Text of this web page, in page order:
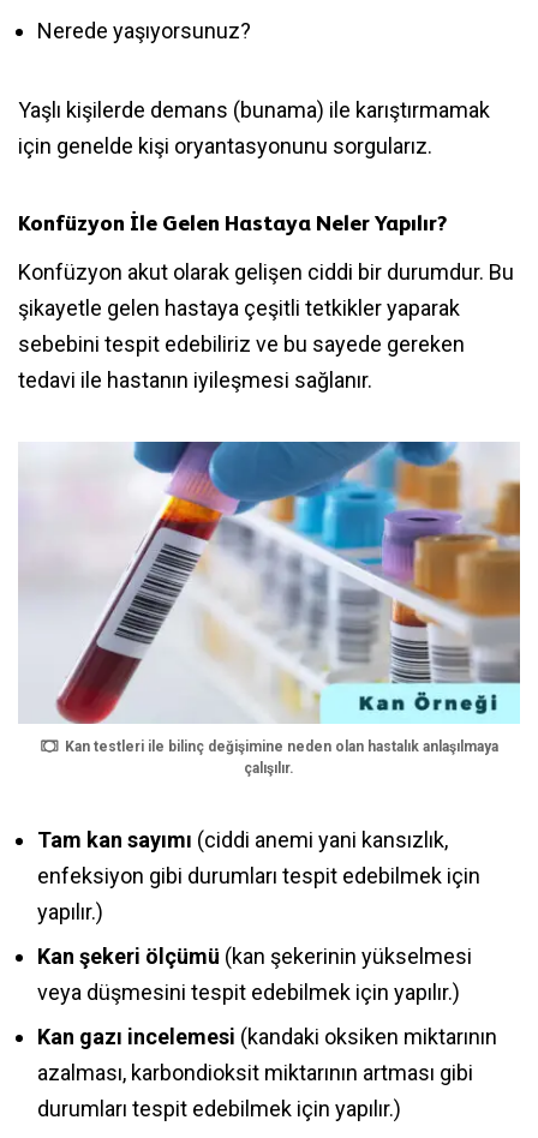
Nerede yaşıyorsunuz?
Yaşlı kişilerde demans (bunama) ile karıştırmamak
için genelde kişi oryantasyonunu sorgularız.
Konfüzyon İle Gelen Hastaya Neler Yapılır?
Konfüzyon akut olarak gelişen ciddi bir durumdur. Bu
şikayetle gelen hastaya çeşitli tetkikler yaparak
sebebini tespit edebiliriz ve bu sayede gereken
tedavi ile hastanın iyileşmesi sağlanır.
Kan testleri ile bilinç değişimine neden olan hastalık anlaşılmaya
çalışılır.
Tam kan sayımı (ciddi anemi yani kansızlık,
enfeksiyon gibi durumları tespit edebilmek için
yapılır.)
Kan şekeri ölçümü (kan şekerinin yükselmesi
veya düşmesini tespit edebilmek için yapılır.)
Kan gazı incelemesi (kandaki oksiken miktarının
azalması, karbondioksit miktarının artması gibi
durumları tespit edebilmek için yapılır.)